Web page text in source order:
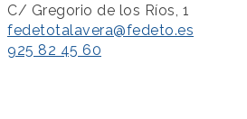
C/ Gregorio de los Ríos, 1
fedetotalavera@fedeto.es
925 82 45 60